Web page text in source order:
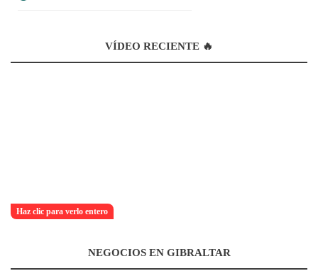
VÍDEO RECIENTE 🔥
Haz clic para verlo entero
NEGOCIOS EN GIBRALTAR